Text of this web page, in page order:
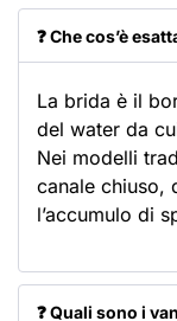
❓ Che cos’è
La brida è il
del water da
Nei modelli
canale chiuso,
l’accumulo di
❓ Quali sono i